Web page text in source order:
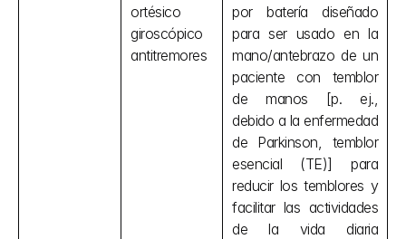
ortésico
giroscópico
antitremores
por batería diseñado
para ser usado en la
mano/antebrazo de un
paciente con temblor
de manos [p. ej.,
debido a la enfermedad
de Parkinson, temblor
esencial (TE)] para
reducir los temblores y
facilitar las actividades
de la vida diaria